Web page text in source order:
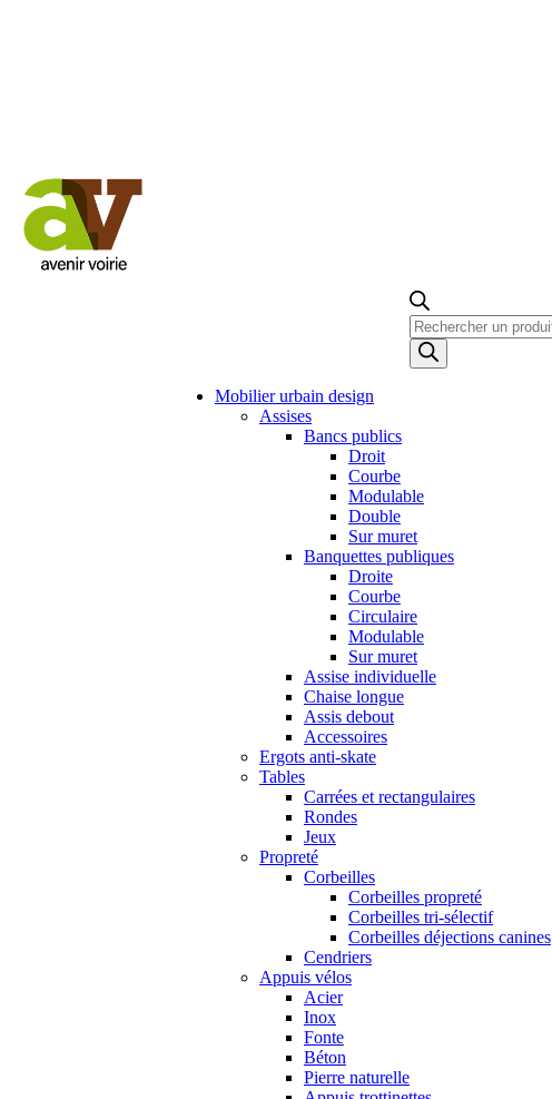
Recherche
de
produits
Mobilier urbain design
Assises
Bancs publics
Droit
Courbe
Modulable
Double
Sur muret
Banquettes publiques
Droite
Courbe
Circulaire
Modulable
Sur muret
Assise individuelle
Chaise longue
Assis debout
Accessoires
Ergots anti-skate
Tables
Carrées et rectangulaires
Rondes
Jeux
Propreté
Corbeilles
Corbeilles propreté
Corbeilles tri-sélectif
Corbeilles déjections canines
Cendriers
Appuis vélos
Acier
Inox
Fonte
Béton
Pierre naturelle